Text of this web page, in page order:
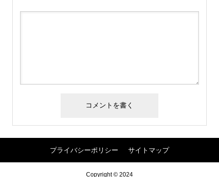
プライバシーポリシー サイトマップ
Copyright © 2024